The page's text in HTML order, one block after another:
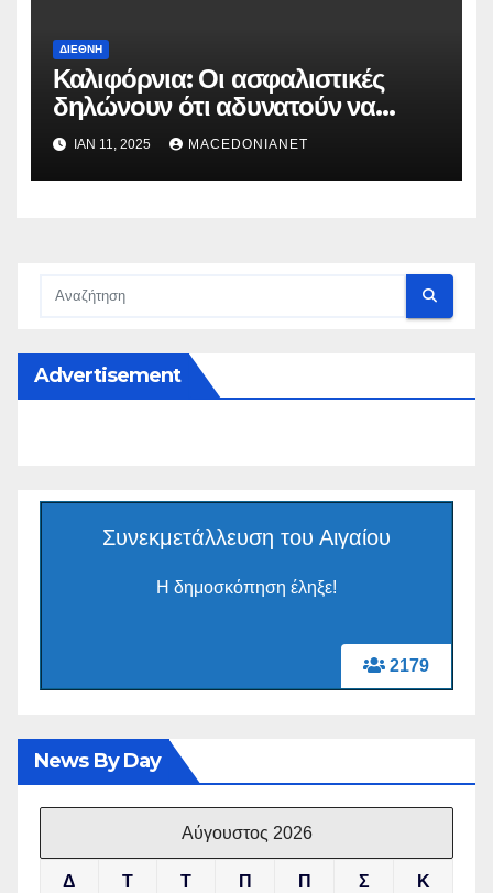
ΔΙΕΘΝΉ
Καλιφόρνια: Οι ασφαλιστικές
δηλώνουν ότι αδυνατούν να
καλύψουν τις αποζημιώσεις!
ΙΑΝ 11, 2025 MACEDONIANET
Advertisement
2179
Συνεκμετάλλευση του Αιγαίου
Η δημοσκόπηση έληξε!
News By Day
Αύγουστος 2026
Δ Τ Τ Π Π Σ Κ